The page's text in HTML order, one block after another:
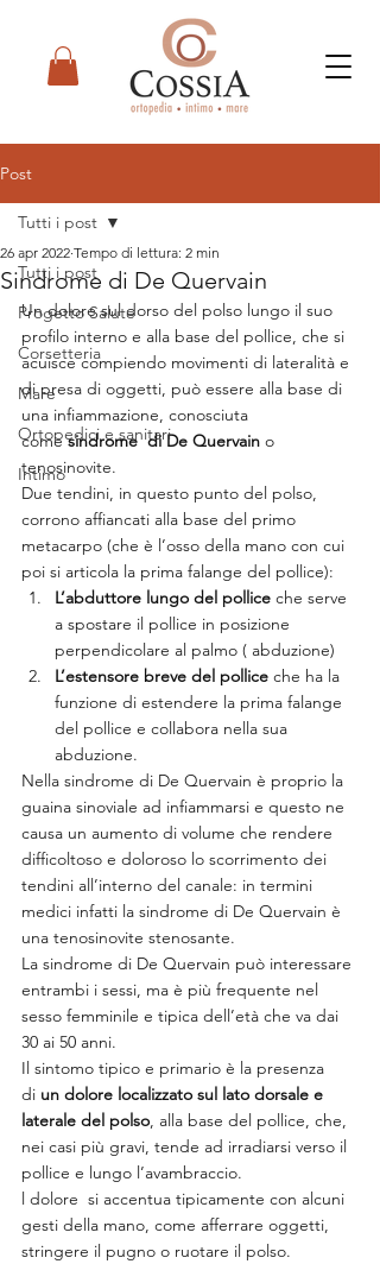
Post
Tutti i post
Progetto Salute
Corsetteria
Mare
Ortopedici e sanitari
Intimo
Tutti i post
Sindrome di De Quervain
26 apr 2022 Tempo di lettura: 2 min
Un dolore sul dorso del polso lungo il suo
profilo interno e alla base del pollice, che si
acuisce compiendo movimenti di lateralità e
di presa di oggetti, può essere alla base di
una infiammazione, conosciuta
come sindrome  di De Quervain o
tenosinovite.
Due tendini, in questo punto del polso,
corrono affiancati alla base del primo
metacarpo (che è l’osso della mano con cui
poi si articola la prima falange del pollice):
L’abduttore lungo del pollice che serve
a spostare il pollice in posizione
perpendicolare al palmo ( abduzione)
L’estensore breve del pollice che ha la
funzione di estendere la prima falange
del pollice e collabora nella sua
abduzione.
Nella sindrome di De Quervain è proprio la
guaina sinoviale ad infiammarsi e questo ne
causa un aumento di volume che rendere
difficoltoso e doloroso lo scorrimento dei
tendini all’interno del canale: in termini
medici infatti la sindrome di De Quervain è
una tenosinovite stenosante.
La sindrome di De Quervain può interessare
entrambi i sessi, ma è più frequente nel
sesso femminile e tipica dell’età che va dai
30 ai 50 anni.
Il sintomo tipico e primario è la presenza
di un dolore localizzato sul lato dorsale e
laterale del polso, alla base del pollice, che,
nei casi più gravi, tende ad irradiarsi verso il
pollice e lungo l’avambraccio.
l dolore  si accentua tipicamente con alcuni
gesti della mano, come afferrare oggetti,
stringere il pugno o ruotare il polso.